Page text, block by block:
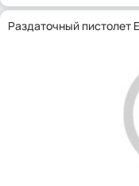
Раздаточный пистолет